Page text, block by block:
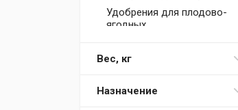
Удобрения для плодово-
ягодных
рододендронов
Удобрения для туй
Вес, кг
Назначение